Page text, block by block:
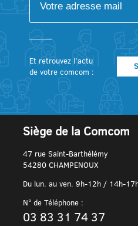
Et retrouvez l’actu
de votre comcom :
Siège de la Comcom
47 rue Saint-Barthélémy
54280 CHAMPENOUX
Du lun. au ven. 9h-12h / 14h-
N° de Téléphone :
03 83 31 74 37